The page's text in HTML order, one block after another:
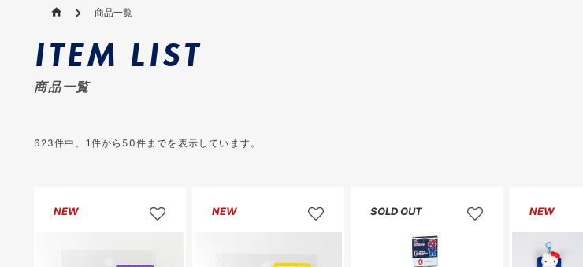
商品一覧
ITEM LIST
商品一覧
623件中、 1 件から 50件までを表示しています。
NEW NEW SOLD OUT NEW